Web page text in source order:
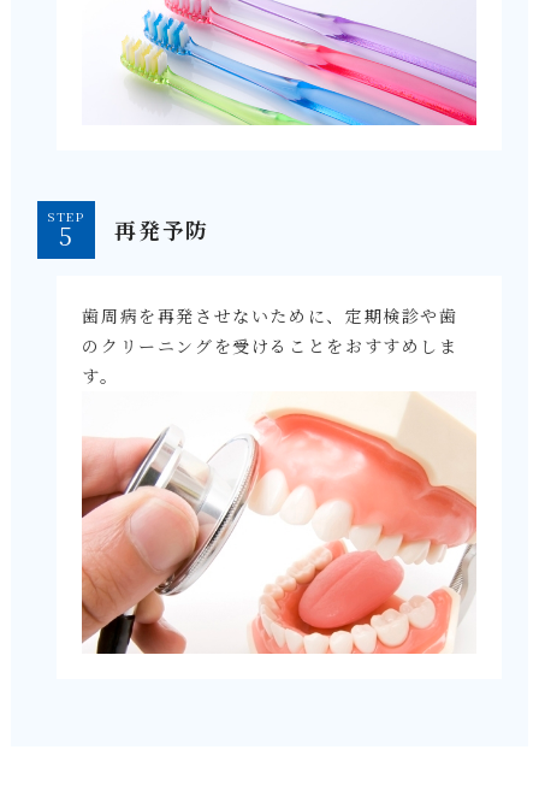
STEP 再発予防
歯周病を再発させないために、定期検診や歯
のクリーニングを受けることをおすすめしま
す。